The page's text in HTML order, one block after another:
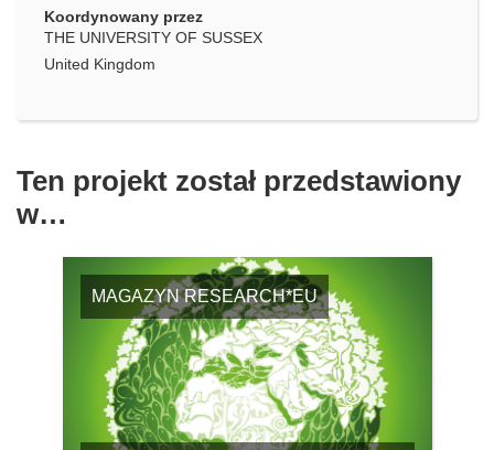
Koordynowany przez
THE UNIVERSITY OF SUSSEX
United Kingdom
Ten projekt został przedstawiony
w…
MAGAZYN RESEARCH*EU